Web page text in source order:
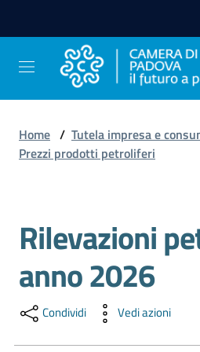
Avviare
Gestire
Promuovere
Impresa
Home / Tutela impresa e
Prezzi prodotti petroliferi
Salta al contenuto
Rilevazioni
anno 2026
Condividi Vedi azioni